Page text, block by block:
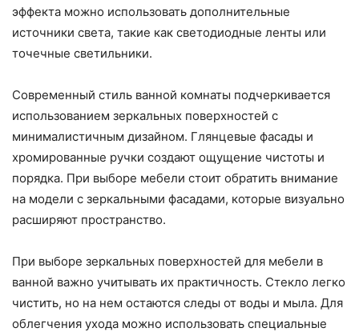
эффекта можно использовать дополнительные
источники света, такие как светодиодные ленты или
точечные светильники.
Современный стиль ванной комнаты подчеркивается
использованием зеркальных поверхностей с
минималистичным дизайном. Глянцевые фасады и
хромированные ручки создают ощущение чистоты и
порядка. При выборе мебели стоит обратить внимание
на модели с зеркальными фасадами, которые визуально
расширяют пространство.
При выборе зеркальных поверхностей для мебели в
ванной важно учитывать их практичность. Стекло легко
чистить, но на нем остаются следы от воды и мыла. Для
облегчения ухода можно использовать специальные